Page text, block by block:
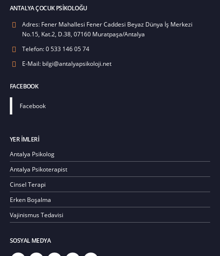
ANTALYA ÇOCUK PSIKOLOĞU
Adres: Fener Mahallesi Fener Caddesi Beyaz Dünya İş Merkezi
No.15, Kat.2, D.38, 07160 Muratpaşa/Antalya
Telefon:0 533 146 05 74
E-Mail: bilgi@antalyapsikoloji.net
FACEBOOK
Facebook
YER IMLERI
Antalya Psikolog
Antalya Psikoterapist
Cinsel Terapi
Erken Boşalma
Vajinismus Tedavisi
SOSYAL MEDYA